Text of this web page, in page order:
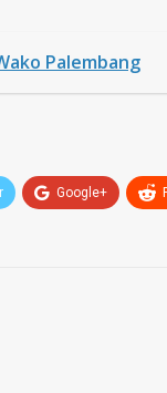
Palembang
Google+